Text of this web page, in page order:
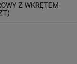
Z WKRĘTEM